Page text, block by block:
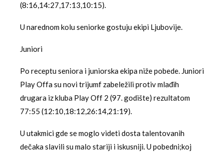
(8:16,14:27,17:13,10:15).
U narednom kolu seniorke gostuju ekipi Ljubovije.
Juniori
Po receptu seniora i juniorska ekipa niže pobede. Juniori
Play Offa su novi trijumf zabeležili protiv mlađih
drugara iz kluba Play Off 2 (97. godište) rezultatom
77:55 (12:10,18:12,26:14,21:19).
U utakmici gde se moglo videti dosta talentovanih
dečaka slavili su malo stariji i iskusniji. U pobedni;koj